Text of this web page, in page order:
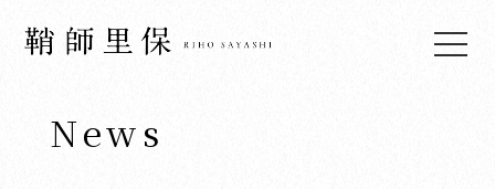
News